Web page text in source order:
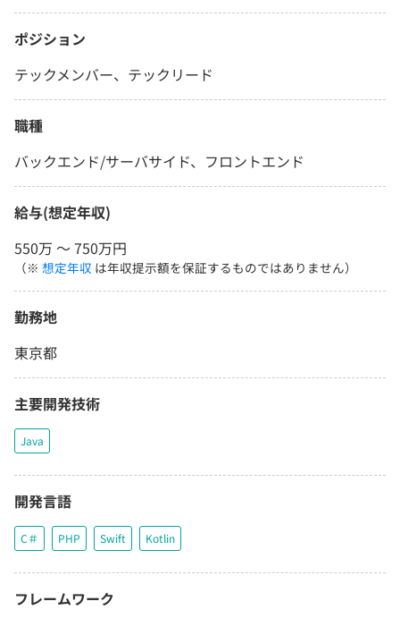
ポジション
テックメンバー、テックリード
職種
バックエンド/サーバサイド、フロントエンド
給与(想定年収)
550万 〜 750万円
（※ 想定年収 は年収提示額を保証するものではありません）
勤務地
東京都
主要開発技術
Java
開発言語
C＃ PHP Swift Kotlin
フレームワーク